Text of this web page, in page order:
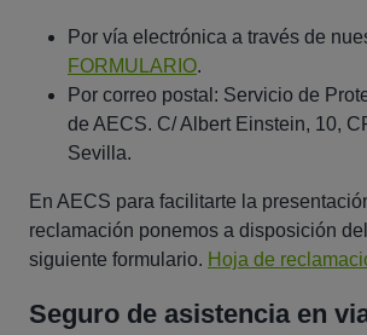
Por vía electrónica a través de
FORMULARIO.
Por correo postal: Servicio de
de AECS. C/ Albert Einstein, 10,
Sevilla.
En AECS para facilitarte la
reclamación ponemos a disposición
siguiente formulario. Hoja de
Seguro de asistencia en